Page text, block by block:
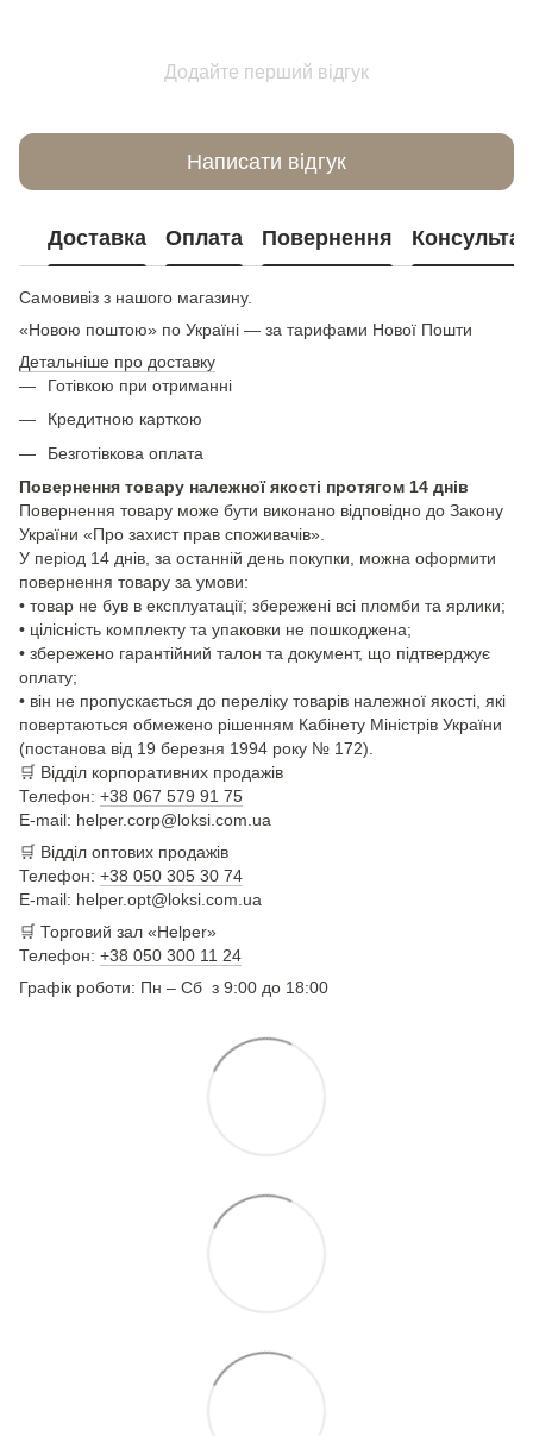
Додайте перший відгук
Написати відгук
Доставка Оплата Повернення
Самовивіз з нашого магазину.
«Новою поштою» по Україні — за тарифами Нової Пошти
Детальніше про доставку
Готівкою при отриманні
Кредитною карткою
Безготівкова оплата
Повернення товару належної якості протягом 14 днів
Повернення товару може бути виконано відповідно до Закону
України «Про захист прав споживачів».
У період 14 днів, за останній день покупки, можна оформити
повернення товару за умови:
• товар не був в експлуатації; збережені всі пломби та ярлики;
• цілісність комплекту та упаковки не пошкоджена;
• збережено гарантійний талон та документ, що підтверджує
оплату;
• він не пропускається до переліку товарів належної якості, які
повертаються обмежено рішенням Кабінету Міністрів України
(постанова від 19 березня 1994 року № 172).
🛒 Відділ корпоративних продажів
Телефон: +38 067 579 91 75
E-mail: helper.corp@loksi.com.ua
🛒 Відділ оптових продажів
Телефон: +38 050 305 30 74
E-mail: helper.opt@loksi.com.ua
🛒 Торговий зал «Helper»
Телефон: +38 050 300 11 24
Графік роботи: Пн – Сб з 9:00 до 18:00